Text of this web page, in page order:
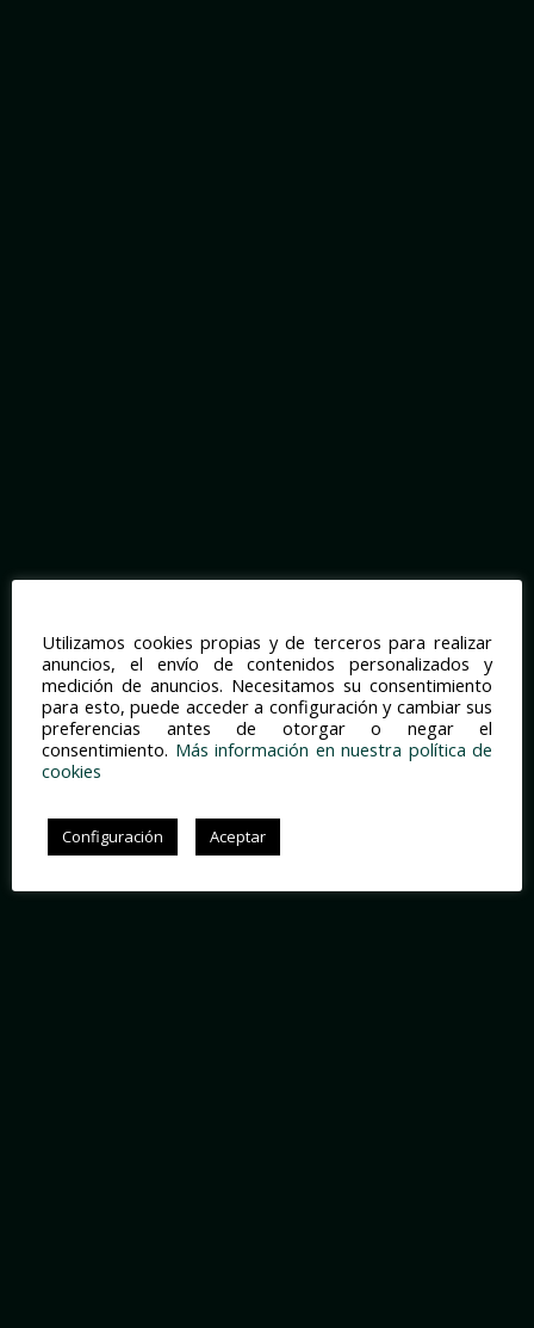
Utilizamos cookies propias y de terceros para realizar
anuncios, el envío de contenidos personalizados y
medición de anuncios. Necesitamos su consentimiento
para esto, puede acceder a configuración y cambiar sus
preferencias antes de otorgar o negar el
consentimiento. Más información en nuestra política de
cookies
Configuración Aceptar